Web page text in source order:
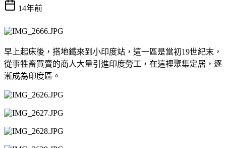
14年前
早上起床後，搭地鐵來到小印度站，這一區是當初19世紀末，
從事牲畜買賣的商人大量引進印度勞工，在這裡聚集定居，逐
漸成為印度區。